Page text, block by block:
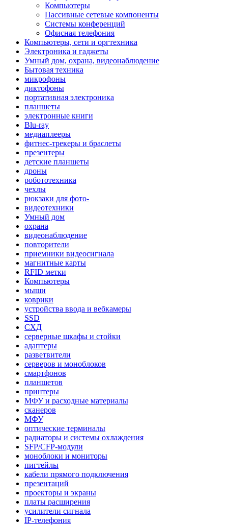
Компьютеры
Пассивные сетевые компоненты
Системы конференций
Офисная телефония
Компьютеры, сети и оргтехника
Электроника и гаджеты
Умный дом, охрана, видеонаблюдение
Бытовая техника
микрофоны
диктофоны
портативная электроника
планшеты
электронные книги
Blu-ray
медиаплееры
фитнес-трекеры и браслеты
презентеры
детские планшеты
дроны
робототехника
чехлы
рюкзаки для фото-
видеотехники
Умный дом
охрана
видеонаблюдение
повторители
приемники видеосигнала
магнитные карты
RFID метки
Компьютеры
мыши
коврики
устройства ввода и вебкамеры
SSD
СХД
серверные шкафы и стойки
адаптеры
разветвители
серверов и моноблоков
смартфонов
планшетов
принтеры
МФУ и расходные материалы
сканеров
МФУ
оптические терминалы
радиаторы и системы охлаждения
SFP/CFP-модули
моноблоки и мониторы
пигтейлы
кабели прямого подключения
презентаций
проекторы и экраны
платы расширения
усилители сигнала
IP-телефония